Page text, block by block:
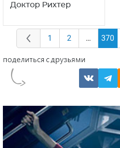
Доктор Рихтер
1 2 … 370